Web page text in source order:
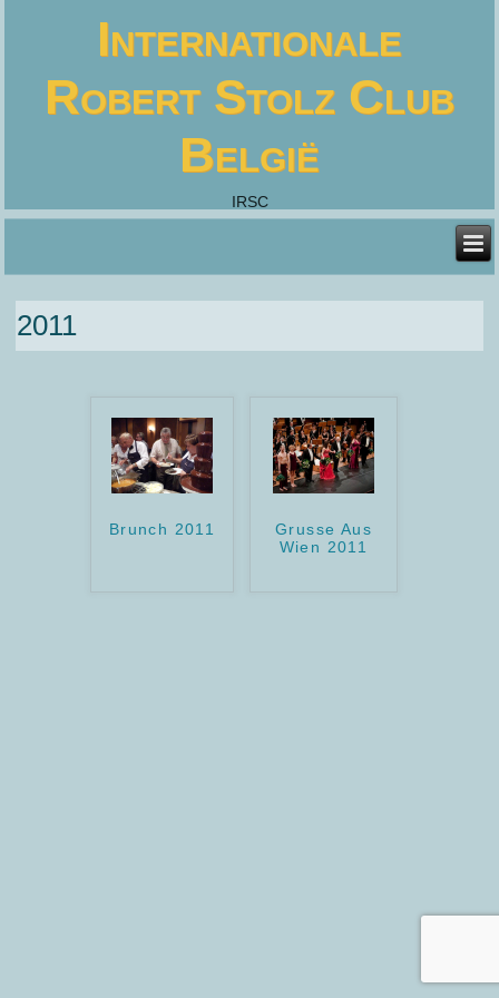
Internationale
Robert Stolz Club
België
IRSC
2011
Brunch 2011
Grusse Aus
Wien 2011